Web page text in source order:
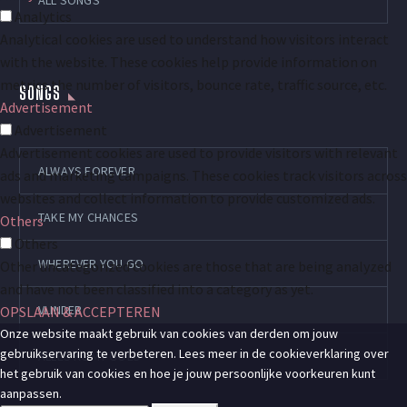
SONGS
ALWAYS FOREVER
TAKE MY CHANCES
WHEREVER YOU GO
VLINDER
ALLES KOMT GOED
Analytics
metrics the number of visitors, bounce rate, traffic source, etc.
Advertisement
Advertisement cookies are used to provide visitors with relevant
ads and marketing campaigns. These cookies track visitors across
websites and collect information to provide customized ads.
Others
Others
Other uncategorized cookies are those that are being analyzed
and have not been classified into a category as yet.
OPSLAAN & ACCEPTEREN
Onze website maakt gebruik van cookies van derden om jouw
gebruikservaring te verbeteren. Lees meer in de cookieverklaring over
het gebruik van cookies en hoe je jouw persoonlijke voorkeuren kunt
aanpassen.